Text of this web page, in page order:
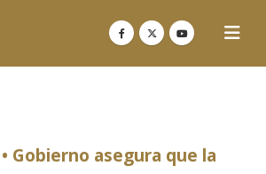
Gobierno asegura que la